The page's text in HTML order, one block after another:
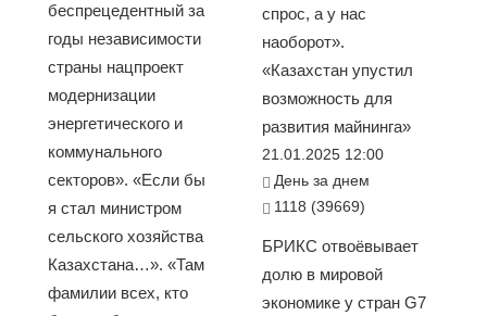
беспрецедентный за
годы независимости
страны нацпроект
модернизации
энергетического и
коммунального
секторов». «Если бы
я стал министром
сельского хозяйства
Казахстана…». «Там
фамилии всех, кто
спрос, а у нас
наоборот».
«Казахстан упустил
возможность для
развития майнинга»
21.01.2025 12:00
День за днем
1118 (39669)
БРИКС отвоёвывает
долю в мировой
экономике у стран G7